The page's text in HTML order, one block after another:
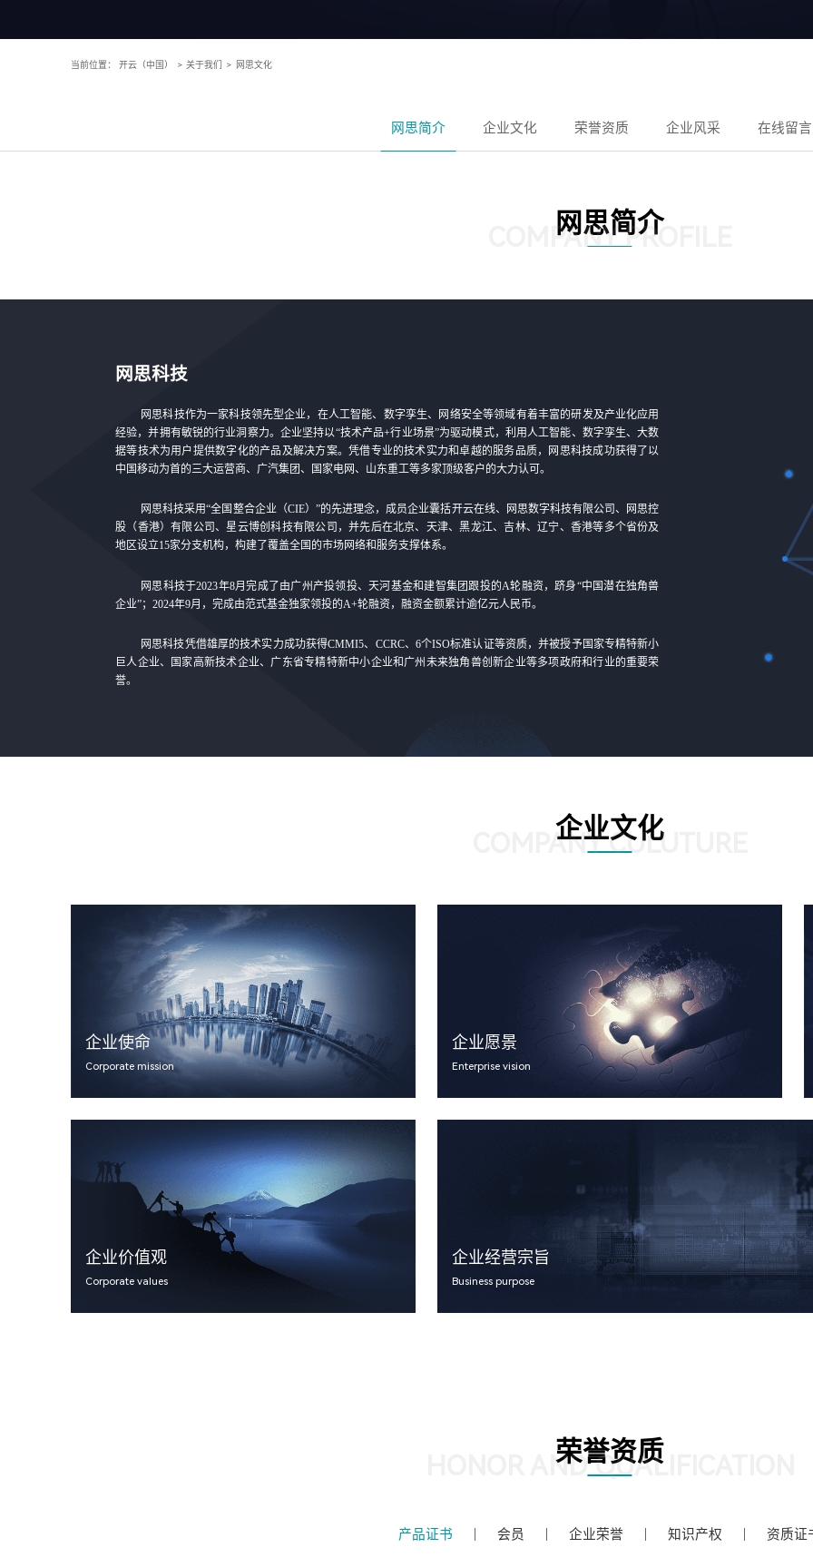
当前位置： 开云（中国） > 关于我们 > 网思文化
网思简介 企业文化 荣誉资质 企业风采 在线留言
网思简介
COMPANY PROFILE
网思科技
网思科技作为一家科技领先型企业，在人工智能、数字孪生、网络安全等领域有着丰富的研发及产业化应用
经验，并拥有敏锐的行业洞察力。企业坚持以“技术产品+行业场景”为驱动模式，利用人工智能、数字孪生、大数
据等技术为用户提供数字化的产品及解决方案。凭借专业的技术实力和卓越的服务品质，网思科技成功获得了以
中国移动为首的三大运营商、广汽集团、国家电网、山东重工等多家顶级客户的大力认可。
网思科技采用“全国整合企业（CIE）”的先进理念，成员企业囊括开云在线、网思数字科技有限公司、网思控
股（香港）有限公司、星云博创科技有限公司，并先后在北京、天津、黑龙江、吉林、辽宁、香港等多个省份及
地区设立15家分支机构，构建了覆盖全国的市场网络和服务支撑体系。
网思科技于2023年8月完成了由广州产投领投、天河基金和建智集团跟投的A轮融资，跻身“中国潜在独角兽
企业”；2024年9月，完成由范式基金独家领投的A+轮融资，融资金额累计逾亿元人民币。
网思科技凭借雄厚的技术实力成功获得CMMI5、CCRC、6个ISO标准认证等资质，并被授予国家专精特新小
巨人企业、国家高新技术企业、广东省专精特新中小企业和广州未来独角兽创新企业等多项政府和行业的重要荣
誉。
企业文化
COMPANY CULUTURE
企业使命
Corporate mission
企业愿景
Enterprise vision
企业价值观
Corporate values
企业经营宗旨
Business purpose
荣誉资质
HONOR AND QUALIFICATION
产品证书 会员 企业荣誉 知识产权 资质证